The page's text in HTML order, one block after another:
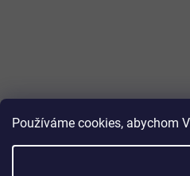
Používáme cookies, abychom